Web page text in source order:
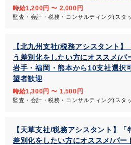
時給1,200円 〜 2,000円
監査・会計・税務・コンサルティング(スタ
【北九州支社/税務アシスタント
う差別化をしたい方にオススメ/パ
岩手・福岡・熊本から10支社選択
望者歓迎
時給1,300円 〜 1,500円
監査・会計・税務・コンサルティング(スタ
【天草支社/税務アシスタント】
差別化をしたい方にオススメ/パー